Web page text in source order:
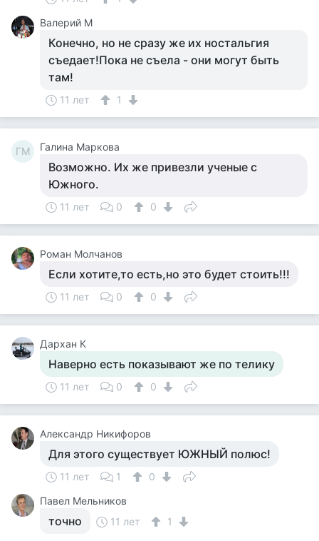
Валерий М
Конечно, но не сразу же их ностальгия
съедает!Пока не съела - они могут быть
там!
11 лет 1
ГМ Галина Маркова
Возможно. Их же привезли ученые с
Южного.
11 лет 0 0
Роман Молчанов
Если хотите,то есть,но это будет стоить!!!
11 лет 0 0
Дархан К
Наверно есть показывают же по телику
11 лет 0 0
Александр Никифоров
Для этого существует ЮЖНЫЙ полюс!
11 лет 1
0
Павел Мельников
точно 11 лет 1